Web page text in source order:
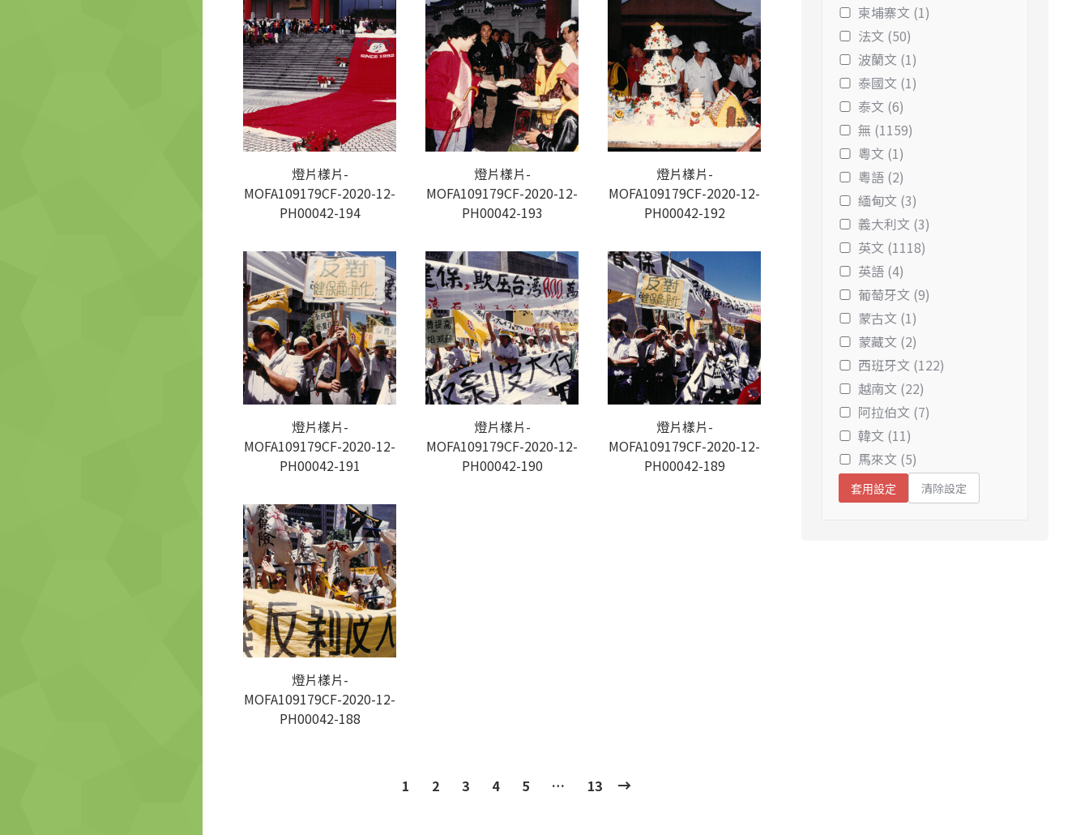
燈片樣片-
MOFA109179CF-2020-12-
PH00042-194
燈片樣片-
MOFA109179CF-2020-12-
PH00042-193
燈片樣片-
MOFA109179CF-2020-12-
PH00042-192
燈片樣片-
MOFA109179CF-2020-12-
PH00042-191
燈片樣片-
MOFA109179CF-2020-12-
PH00042-190
燈片樣片-
MOFA109179CF-2020-12-
PH00042-189
燈片樣片-
MOFA109179CF-2020-12-
PH00042-188
1 2 3 4 5 … 13
柬埔寨文 (1)
法文 (50)
波蘭文 (1)
泰國文 (1)
泰文 (6)
無 (1159)
粵文 (1)
粵語 (2)
緬甸文 (3)
義大利文 (3)
英文 (1118)
英語 (4)
葡萄牙文 (9)
蒙古文 (1)
蒙藏文 (2)
西班牙文 (122)
越南文 (22)
阿拉伯文 (7)
韓文 (11)
馬來文 (5)
套用設定 清除設定